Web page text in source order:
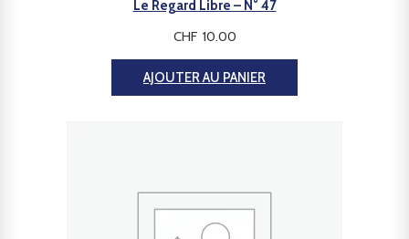
Le Regard Libre – N° 47
CHF 10.00
AJOUTER AU PANIER